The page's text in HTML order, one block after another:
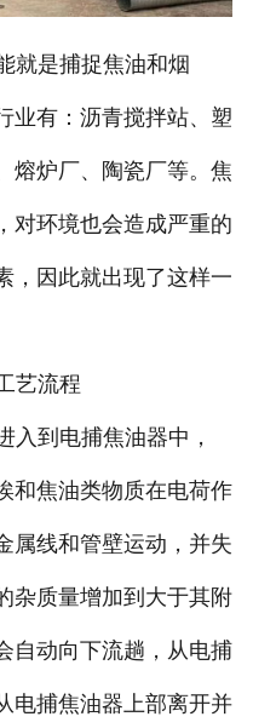
就是捕捉焦油和烟
业有：沥青搅拌站、塑
熔炉厂、陶瓷厂等。焦
对环境也会造成严重的
，因此就出现了这样一
艺流程
入到电捕焦油器中，
和焦油类物质在电荷作
属线和管壁运动，并失
杂质量增加到大于其附
自动向下流趟，从电捕
电捕焦油器上部离开并